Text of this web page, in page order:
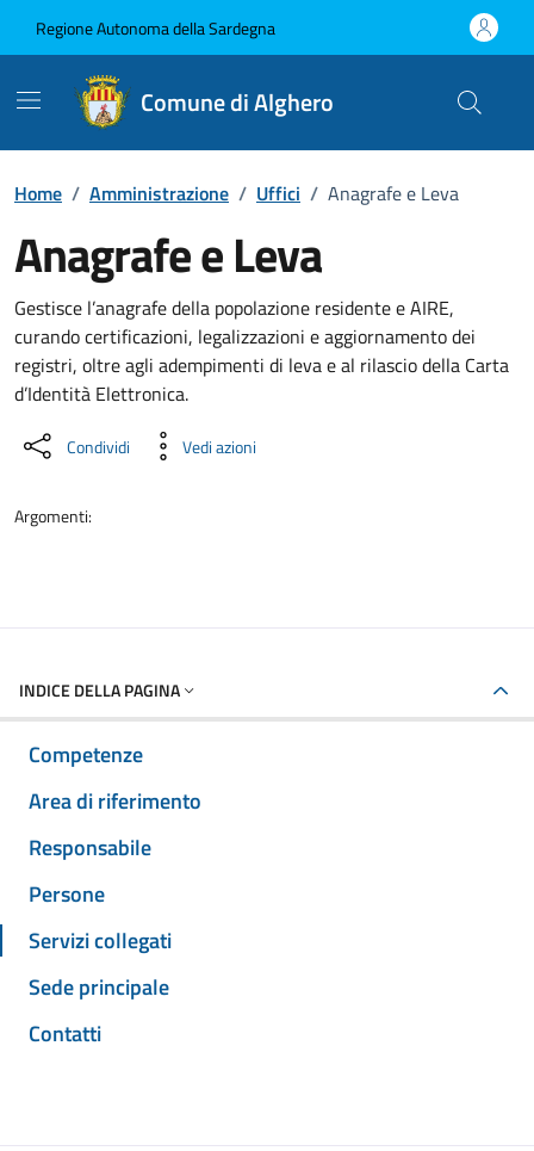
Regione Autonoma della Sardegna
Comune di Alghero
Home / Amministrazione / Uffici / Anagrafe e Leva
Anagrafe e Leva
Dettaglio dell'unità
Gestisce l’anagrafe della popolazione residente e AIRE,
curando certificazioni, legalizzazioni e aggiornamento dei
registri, oltre agli adempimenti di leva e al rilascio della Carta
d’Identità Elettronica.
Condividi Vedi azioni
Argomenti:
INDICE DELLA PAGINA
Competenze
Area di riferimento
Responsabile
Persone
Servizi collegati
Sede principale
Contatti